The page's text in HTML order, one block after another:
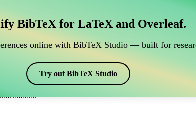
referencer, som forbindes til Overleaf?
referencer, som forbindes til Overleaf?”
citater og bibliografi på Overleaf, så kan CiteDrive være
abntex2-num. Så hvis du leder efter en nem måde
BibTeX for LaTeX and Overleaf.
online with BibTeX Studio — built for
Try out BibTeX Studio